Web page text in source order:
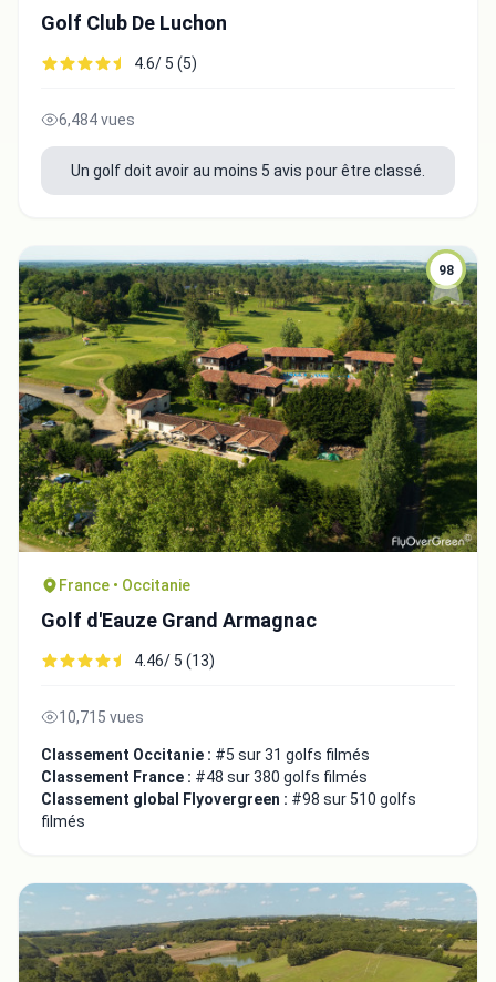
Golf Club De Luchon
4.6/ 5 (5)
6,484 vues
Un golf doit avoir au moins 5 avis pour être classé.
98
France • Occitanie
Golf d'Eauze Grand Armagnac
4.46/ 5 (13)
10,715 vues
Classement Occitanie : #5 sur 31 golfs filmés
Classement France : #48 sur 380 golfs filmés
Classement global Flyovergreen : #98 sur 510 golfs
filmés